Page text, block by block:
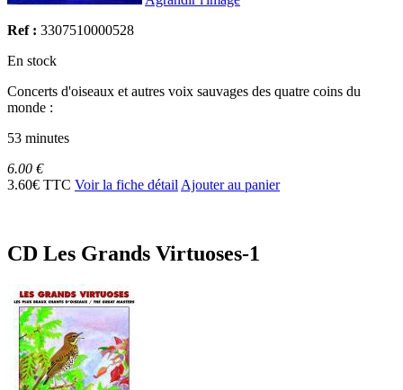
Ref : 3307510000528
En stock
Concerts d'oiseaux et autres voix sauvages des quatre coins du
monde :
53 minutes
6.00 €
3.60€ TTC Voir la fiche détail Ajouter au panier
CD Les Grands Virtuoses-1